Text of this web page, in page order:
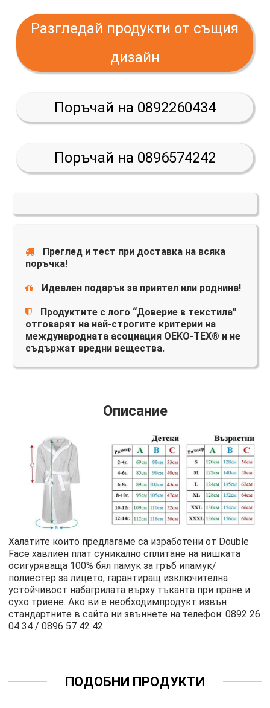
Разгледай продукти от същия
дизайн
Поръчай на 0892260434
Поръчай на 0896574242
Преглед и тест при доставка на всяка
поръчка!
Идеален подарък за приятел или роднина!
Продуктите с лого “Доверие в текстила”
отговарят на най-строгите критерии на
международната асоциация OEKO-TEX® и не
съдържат вредни вещества.
Описание
Халатите които предлагаме са изработени от Double
Face хавлиен плат суникално сплитане на нишката
осигуряваща 100% бял памук за гръб ипамук/
полиестер за лицето, гарантиращ изключителна
устойчивост набагрилата върху тъканта при пране и
сухо триене. Ако ви е необходимпродукт извън
стандартните в сайта ни звъннете на телефон: 0892 26
04 34 / 0896 57 42 42.
ПОДОБНИ ПРОДУКТИ